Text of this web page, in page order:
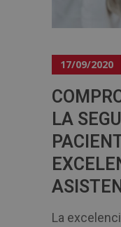
17/09/2020
LA
La